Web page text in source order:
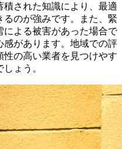
された知識により、最適
のが強みです。また、緊
による被害があった場合で
感があります。地域での評
の高い業者を見つけやす
ょう。